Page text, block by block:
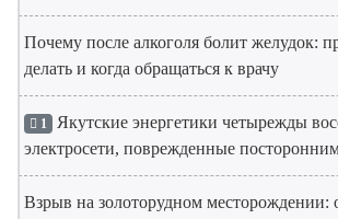
Почему после алкоголя болит желудок:
делать и когда обращаться к врачу
1 Якутские энергетики четырежды
электросети, поврежденные
Взрыв на золоторудном месторождении: